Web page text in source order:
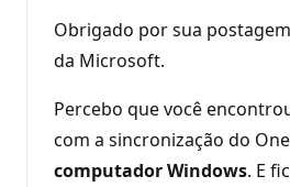
Obrigado por sua
da Microsoft.
Percebo que você
com a sincronização do
computador Windows. E